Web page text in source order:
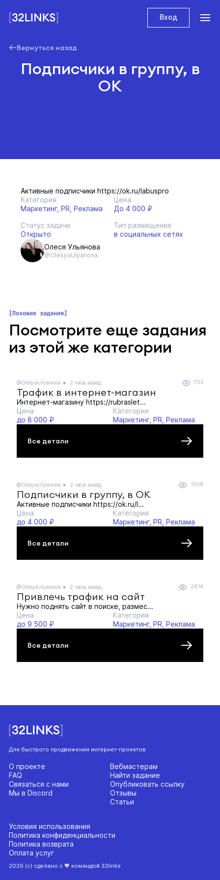
Вход
Вернуться назад
Подписчики в группу, в
ОК
Активные подписчики https://ok.ru/labuspro
Категория
Маркетинг, PR, Реклама
Цена
До 4 000 ₽
Статус задачи
Открыто
Тип размещения
в социальных сетях
Олеся Ульянова
@OlesyaUlyanova
Похожие задания
Посмотрите еще задания
из этой же категории
@OlesyaUlyanova 2 часа назад 703
Трафик в интернет-магазин
Интернет-магазину https://rubraslet...
Цена
до 8 000 ₽
Категория
Маркетинг, PR, Реклама
Все детали
@OlesyaUlyanova 2 часа назад 1508
Подписчики в группу, в ОК
Активные подписчики https://ok.ru/l...
Цена
до 4 000 ₽
Категория
Маркетинг, PR, Реклама
Все детали
@OlesyaUlyanova 2 часа назад 2814
Привлечь трафик на сайт
Нужно поднять сайт в поиске, размес...
Цена
до 9 500 ₽
Категория
Маркетинг, PR, Реклама
Все детали
Для быстрого продвижения интернет-проектов
Вебмастерам
Найти задание
Опубликовать ссылку
Отзывы
Статьи
О проекте
FAQ
Связаться с нами
Мы в Discord
Условия использования
Политика конфиденциальности
Политика возврата
Оплата услуг
2026 (с) сделано с 🧡 командой 32links